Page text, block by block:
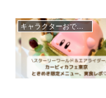
キャラクターおでかけ